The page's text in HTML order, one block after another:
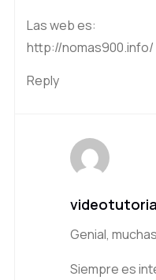
Las web es:
http://nomas900.info/
Reply
Genial,
Siempre es